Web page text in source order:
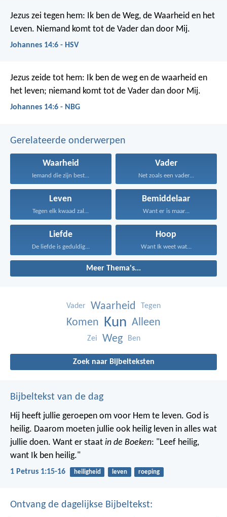
Jezus zei tegen hem: Ik ben de Weg, de Waarheid en het
Leven. Niemand komt tot de Vader dan door Mij.
Johannes 14:6 - HSV
Jezus zeide tot hem: Ik ben de weg en de waarheid en
het leven; niemand komt tot de Vader dan door Mij.
Johannes 14:6 - NBG
Gerelateerde onderwerpen
Waarheid
Iemand die zijn best...
Vader
Net zoals een vader...
Leven
Tegen elk kwaad zal...
Bemiddelaar
Want er is maar...
Liefde
De liefde is geduldig...
Hoop
Want Ik weet wat...
Meer Thema's...
Vader Waarheid Tegen
Komen Kun Alleen
Zei Weg Ben
Zoek naar Bijbelteksten
Bijbeltekst van de dag
Hij heeft jullie geroepen om voor Hem te leven. God is
heilig. Daarom moeten jullie ook heilig leven in alles wat
jullie doen. Want er staat in de Boeken: "Leef heilig,
want Ik ben heilig."
1 Petrus 1:15-16 heiligheid leven roeping
Ontvang de dagelijkse Bijbeltekst: